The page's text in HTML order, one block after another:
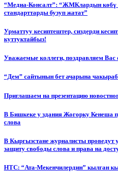
“Медиа-Консалт”: “ЖМКлардын көбү
стандарттарды бузуп жатат”
Урматтуу кесиптештер, сиздерди
куттуктайбыз!
Уважаемые коллеги, поздравляем
“Дем” сайтынын бет ачарына
Приглашаем на презентацию
В Бишкеке у здания Жогорку Кенеша
слова
В Кыргызстане журналисты проведут
защиту свободы слова и права на
НТС: “Ата-Мекенчилердин” кылган